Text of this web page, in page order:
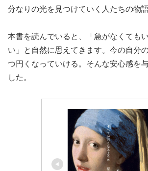
分なりの光を見つけていく人たちの物語
本書を読んでいると、「急がなくても
い」と自然に思えてきます。今の自分
つ円くなっていける。そんな安心感を
した。